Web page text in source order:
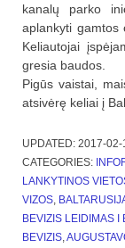
kanalų parko
aplankyti gamtos
Keliautojai
gresia baudos.
Pigūs vaistai,
atsivėrę keliai į
UPDATED: 2017-02-
CATEGORIES:
LANKYTINOS
VIZOS
BEVIZIS LEIDIMAS I
BEVIZIS